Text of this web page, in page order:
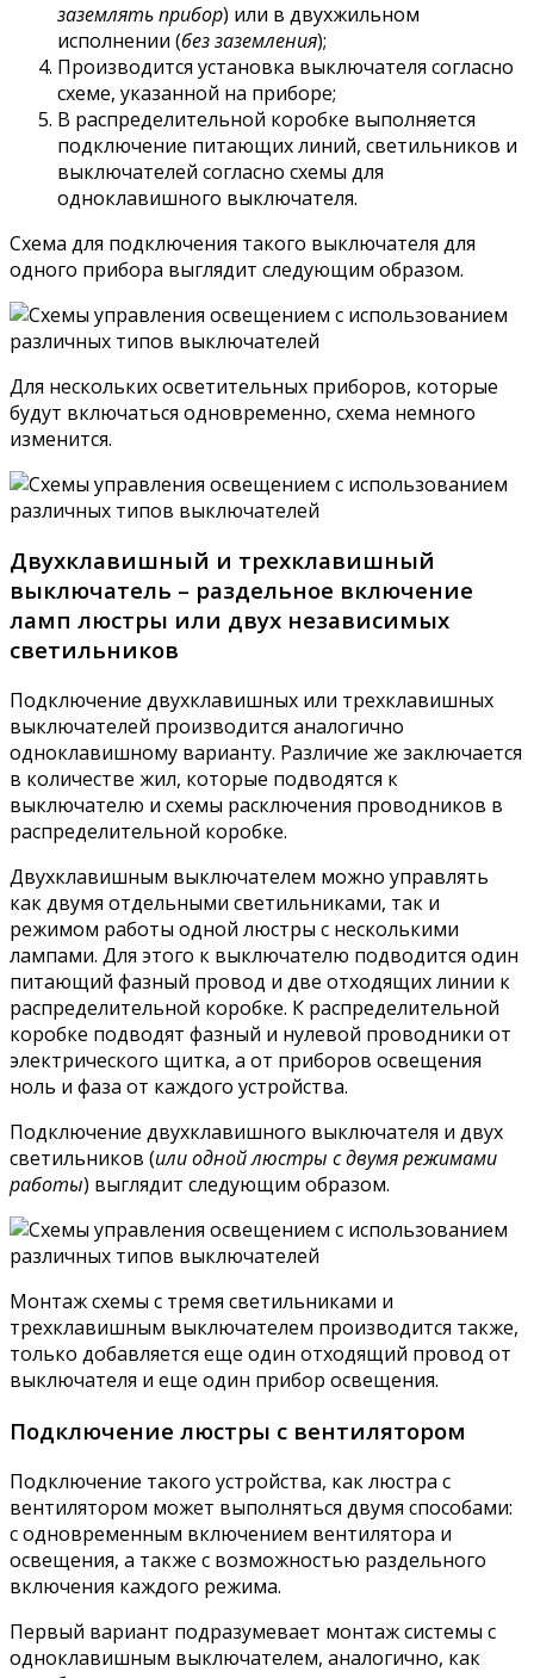
заземлять прибор) или в двухжильном
исполнении (без заземления);
Производится установка выключателя согласно
схеме, указанной на приборе;
В распределительной коробке выполняется
подключение питающих линий, светильников и
выключателей согласно схемы для
одноклавишного выключателя.
Схема для подключения такого выключателя для
одного прибора выглядит следующим образом.
Для нескольких осветительных приборов, которые
будут включаться одновременно, схема немного
изменится.
Двухклавишный и трехклавишный
выключатель – раздельное включение
ламп люстры или двух независимых
светильников
Подключение двухклавишных или трехклавишных
выключателей производится аналогично
одноклавишному варианту. Различие же заключается
в количестве жил, которые подводятся к
выключателю и схемы расключения проводников в
распределительной коробке.
Двухклавишным выключателем можно управлять
как двумя отдельными светильниками, так и
режимом работы одной люстры с несколькими
лампами. Для этого к выключателю подводится один
питающий фазный провод и две отходящих линии к
распределительной коробке. К распределительной
коробке подводят фазный и нулевой проводники от
электрического щитка, а от приборов освещения
ноль и фаза от каждого устройства.
Подключение двухклавишного выключателя и двух
светильников (или одной люстры с двумя режимами
работы) выглядит следующим образом.
Монтаж схемы с тремя светильниками и
трехклавишным выключателем производится также,
только добавляется еще один отходящий провод от
выключателя и еще один прибор освещения.
Подключение люстры с вентилятором
Подключение такого устройства, как люстра с
вентилятором может выполняться двумя способами:
с одновременным включением вентилятора и
освещения, а также с возможностью раздельного
включения каждого режима.
Первый вариант подразумевает монтаж системы с
одноклавишным выключателем, аналогично, как